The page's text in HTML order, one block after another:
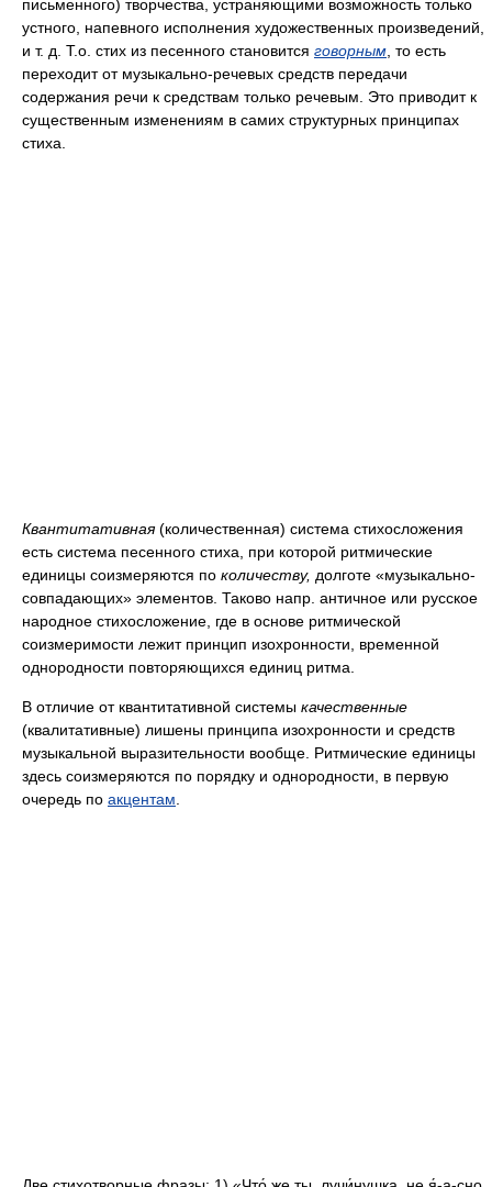
письменного) творчества, устраняющими возможность только
устного, напевного исполнения художественных произведений,
и т. д. Т.о. стих из песенного становится говорным , то есть
переходит от музыкально-речевых средств передачи
содержания речи к средствам только речевым. Это приводит к
существенным изменениям в самих структурных принципах
стиха.
Квантитативная(количественная) система стихосложения
есть система песенного стиха, при которой ритмические
единицы соизмеряются по количеству, долготе «музыкально-
совпадающих» элементов. Таково напр. античное или русское
народное стихосложение, где в основе ритмической
соизмеримости лежит принцип изохронности, временной
однородности повторяющихся единиц ритма.
В отличие от квантитативной системы качественные
(квалитативные) лишены принципа изохронности и средств
музыкальной выразительности вообще. Ритмические единицы
здесь соизмеряются по порядку и однородности, в первую
очередь по акцентам